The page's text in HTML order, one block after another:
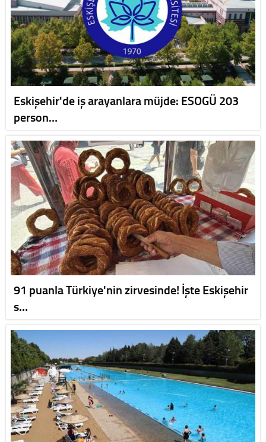
Eskişehir'de iş arayanlara müjde: ESOGÜ 203
person…
91 puanla Türkiye'nin zirvesinde! İşte Eskişehir
s…